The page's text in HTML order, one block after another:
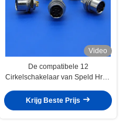
Video
De compatibele 12
Cirkelschakelaar van Speld Hr10
Krijg Beste Prijs